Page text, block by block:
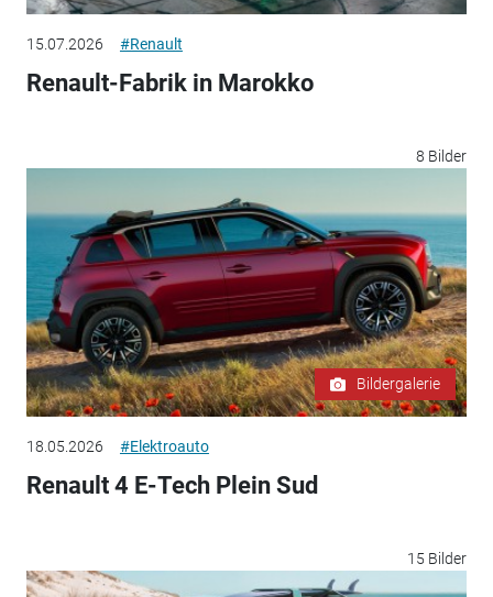
15.07.2026 #Renault
Renault-Fabrik in Marokko
8 Bilder
Bildergalerie
18.05.2026 #Elektroauto
Renault 4 E-Tech Plein Sud
15 Bilder